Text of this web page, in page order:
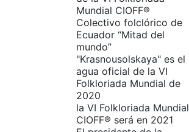
Mundial CIOFF®
Colectivo folclórico de
Ecuador “Mitad del
mundo”
"Krasnousolskaya" es el
agua oficial de la VI
Folkloriada Mundial de
2020
la VI Folkloriada Mundial
CIOFF® será en 2021